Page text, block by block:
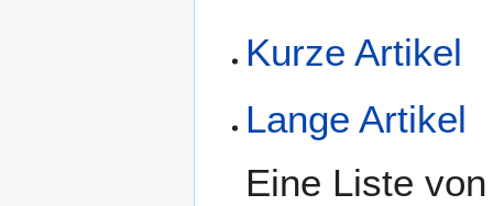
Kurze Artikel
Lange Artikel
Eine Liste